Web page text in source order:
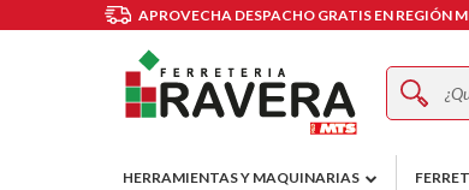
APROVECHA DESPACHO GRATIS EN REGIÓN
Buscar
HERRAMIENTAS Y MAQUINARIAS